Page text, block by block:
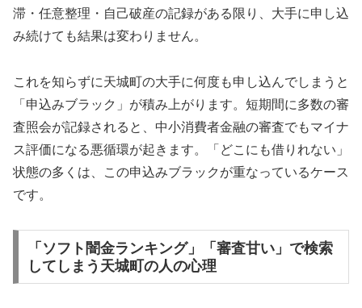
滞・任意整理・自己破産の記録がある限り、大手に申し込
み続けても結果は変わりません。
これを知らずに天城町の大手に何度も申し込んでしまうと
「申込みブラック」が積み上がります。短期間に多数の審
査照会が記録されると、中小消費者金融の審査でもマイナ
ス評価になる悪循環が起きます。「どこにも借りれない」
状態の多くは、この申込みブラックが重なっているケース
です。
「ソフト闇金ランキング」「審査甘い」で検索
してしまう天城町の人の心理